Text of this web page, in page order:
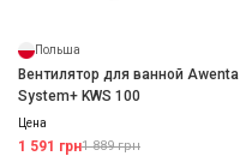
Польша
Вентилятор для ванной Awenta
System+ KWS 100
Цена
1 591 грн1 889 грн